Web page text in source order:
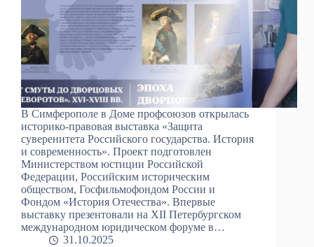
В Симферополе в Доме профсоюзов открылась
историко-правовая выставка «Защита
суверенитета Российского государства. История
и современность». Проект подготовлен
Министерством юстиции Российской
Федерации, Российским историческим
обществом, Госфильмофондом России и
Фондом «История Отечества». Впервые
выставку презентовали на XII Петербургском
международном юридическом форуме в…
31.10.2025